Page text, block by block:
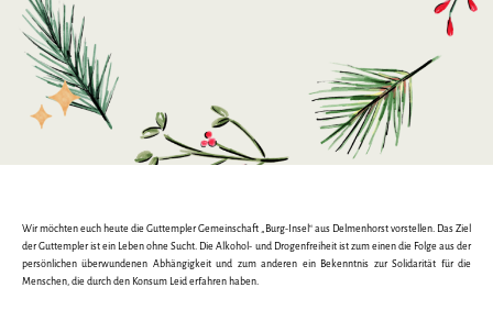
Wir möchten euch heute die Guttempler Gemeinschaft „Burg-Insel“ aus Delmenhorst vorstellen. Das Ziel
der Guttempler ist ein Leben ohne Sucht. Die Alkohol- und Drogenfreiheit ist zum einen die Folge aus der
persönlichen überwundenen Abhängigkeit und zum anderen ein Bekenntnis zur Solidarität für die
Menschen, die durch den Konsum Leid erfahren haben.